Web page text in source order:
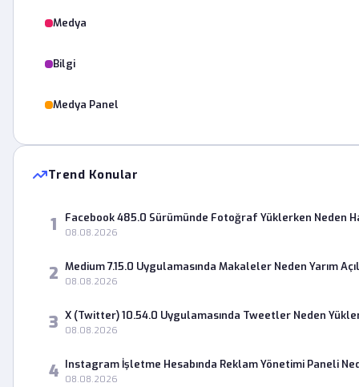
Medya
Bilgi
Medya Panel
Trend Konular
1 Facebook 485.0 Sürümünde Fotoğraf Yüklerken Neden
08.08.2026
2 Medium 7.15.0 Uygulamasında Makaleler Neden Yarım
08.08.2026
3 X (Twitter) 10.54.0 Uygulamasında Tweetler Neden
08.08.2026
4 Instagram İşletme Hesabında Reklam Yönetimi Paneli
08.08.2026